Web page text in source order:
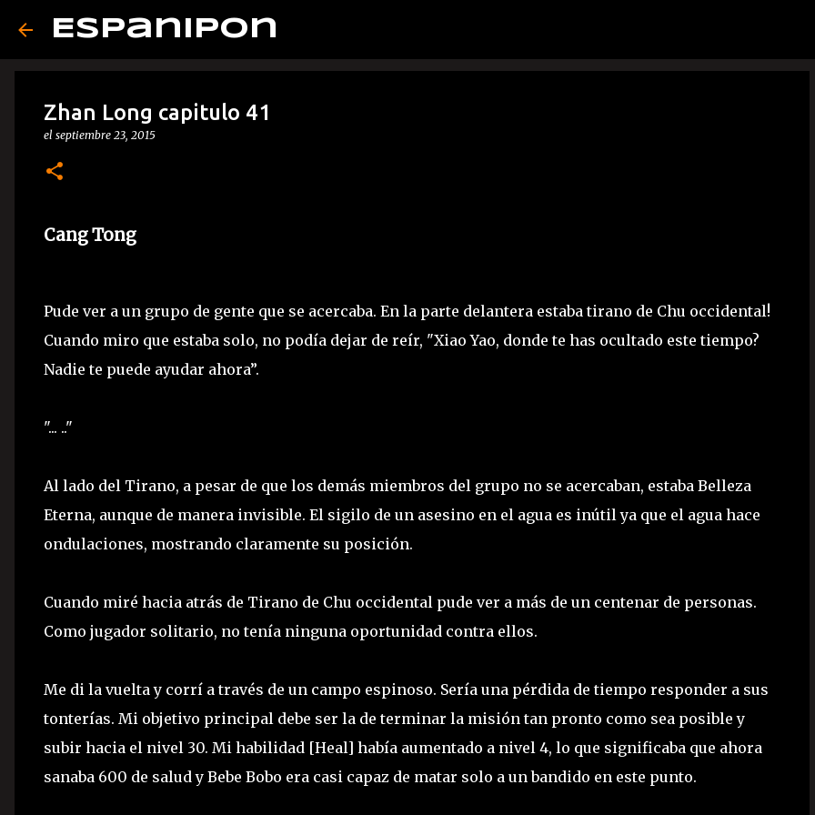
Espanipon
Zhan Long capitulo 41
el septiembre 23, 2015
Cang Tong
Pude ver a un grupo de gente que se acercaba. En la parte delantera estaba tirano de Chu occidental!
Cuando miro que estaba solo, no podía dejar de reír, "Xiao Yao, donde te has ocultado este tiempo?
Nadie te puede ayudar ahora”.
"... .."
Al lado del Tirano, a pesar de que los demás miembros del grupo no se acercaban, estaba Belleza
Eterna, aunque de manera invisible. El sigilo de un asesino en el agua es inútil ya que el agua hace
ondulaciones, mostrando claramente su posición.
Cuando miré hacia atrás de Tirano de Chu occidental pude ver a más de un centenar de personas.
Como jugador solitario, no tenía ninguna oportunidad contra ellos.
Me di la vuelta y corrí a través de un campo espinoso. Sería una pérdida de tiempo responder a sus
tonterías. Mi objetivo principal debe ser la de terminar la misión tan pronto como sea posible y
subir hacia el nivel 30. Mi habilidad [Heal] había aumentado a nivel 4, lo que significaba que ahora
sanaba 600 de salud y Bebe Bobo era casi capaz de matar solo a un bandido en este punto.